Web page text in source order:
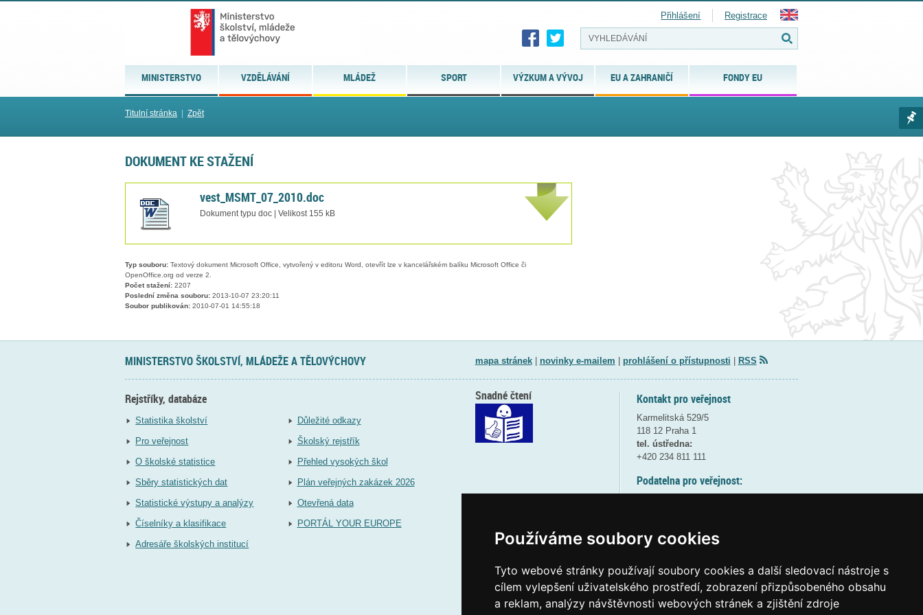
Používáme soubory cookies
Tyto webové stránky používají soubory cookies a další sledovací nástroje s
cílem vylepšení uživatelského prostředí, zobrazení přizpůsobeného obsahu
a reklam, analýzy návštěvnosti webových stránek a zjištění zdroje
MINISTERSTVO VZDĚLÁVÁNÍ MLÁDEŽ SPORT VÝZKUM A VÝVOJ EU A ZAHRANIČÍ FONDY EU
Přihlášení Registrace
Titulní stránka Zpět
DOKUMENT KE STAŽENÍ
vest_MSMT_07_2010.doc
Dokument typu doc | Velikost 155 kB
Typ souboru: Textový dokument Microsoft Office, vytvořený v editoru Word, otevřít lze v kancelářském balíku Microsoft Office či
OpenOffice.org od verze 2.
Počet stažení: 2207
Poslední změna souboru: 2013-10-07 23:20:11
Soubor publikován: 2010-07-01 14:55:18
MINISTERSTVO ŠKOLSTVÍ, MLÁDEŽE A TĚLOVÝCHOVY mapa stránek| novinky e-mailem prohlášení o přístupnosti RSS
Rejstříky, databáze
Statistika školství
Pro veřejnost
O školské statistice
Sběry statistických dat
Statistické výstupy a analýzy
Číselníky a klasifikace
Adresáře školských institucí
Důležité odkazy
Školský rejstřík
Přehled vysokých škol
Plán veřejných zakázek 2026
Otevřená data
PORTÁL YOUR EUROPE
Kontakt pro veřejnost
Karmelitská 529/5
118 12 Praha 1
tel. ústředna:
+420 234 811 111
Podatelna pro veřejnost:
(více informací
Elektronická podatelna:
posta@msmtgov cz
Snadné čtení